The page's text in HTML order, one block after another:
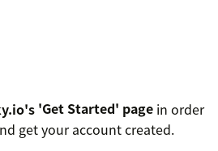
'Get Started' page in order
get your account created.